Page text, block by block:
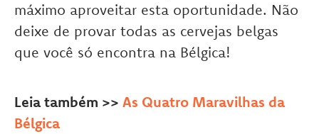
máximo aproveitar esta oportunidade. Não
deixe de provar todas as cervejas belgas
que você só encontra na Bélgica!
Leia também >> As Quatro Maravilhas da
Bélgica